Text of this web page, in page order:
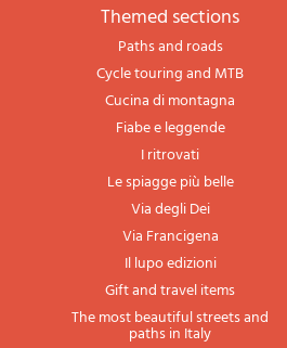
themed sections
Paths and roads
Cycle touring and MTB
Cucina di montagna
Fiabe e leggende
I ritrovati
Le spiagge più belle
Via degli Dei
Via Francigena
Il lupo edizioni
Gift and travel items
The most beautiful streets and
paths in Italy